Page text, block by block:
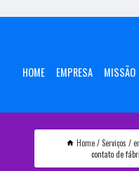
HOME EMPRESA MISSÃO
Home Serviços
contato de